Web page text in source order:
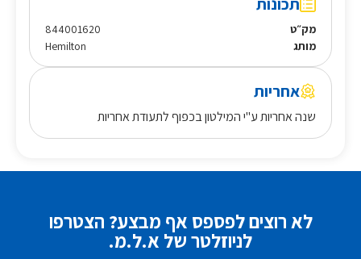
מק״ט
844001620
מותג
Hemilton
אחריות
שנה אחריות ע"י המילטון בכפוף לתעודת אחריות
לא רוצים לפספס אף מבצע? הצטרפו
לניוזלטר של א.ל.מ.